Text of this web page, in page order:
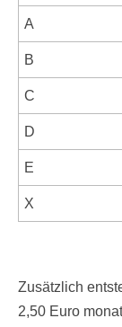
A
B
C
D
E
X
Zusätzlich
2,50 Euro